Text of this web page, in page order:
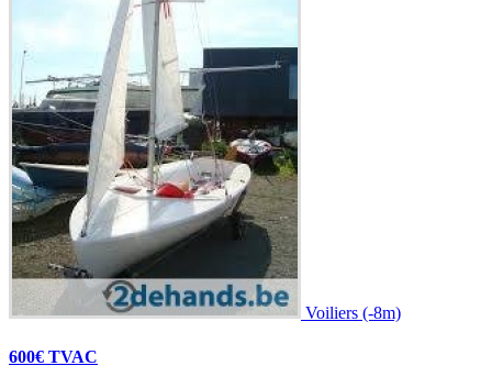
Voiliers (-8m)
600€ TVAC